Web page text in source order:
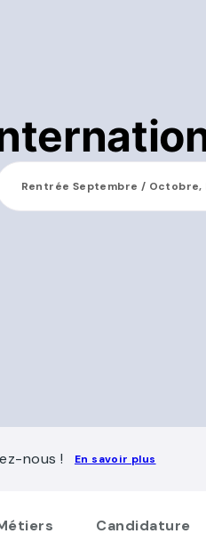
Rentrée Septembre / Octobre,
nous ! En savoir plus
Candidature